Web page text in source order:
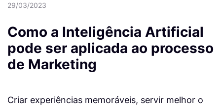
29/03/2023
Como a Inteligência Artificial
pode ser aplicada ao processo
de Marketing
Criar experiências memoráveis, servir melhor o